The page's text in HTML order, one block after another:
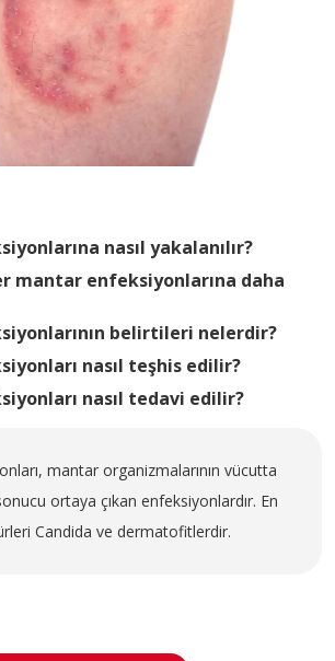
İletişim
E-Randevu
Check Up
Doğum Paketleri
info@pendikyuzyilhastanesi.com
No:105, 34890 Pendik/İstanbul
nasıl yakalanılır?
mantar enfeksiyonlarına daha
belirtileri nelerdir?
nasıl teşhis edilir?
nasıl tedavi edilir?
mantar organizmalarının vücutta
ortaya çıkan enfeksiyonlardır. En
Candida ve dermatofitlerdir.